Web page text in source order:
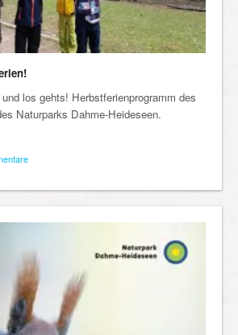
los gehts! Herbstferienprogramm des
Naturparks Dahme-Heideseen.